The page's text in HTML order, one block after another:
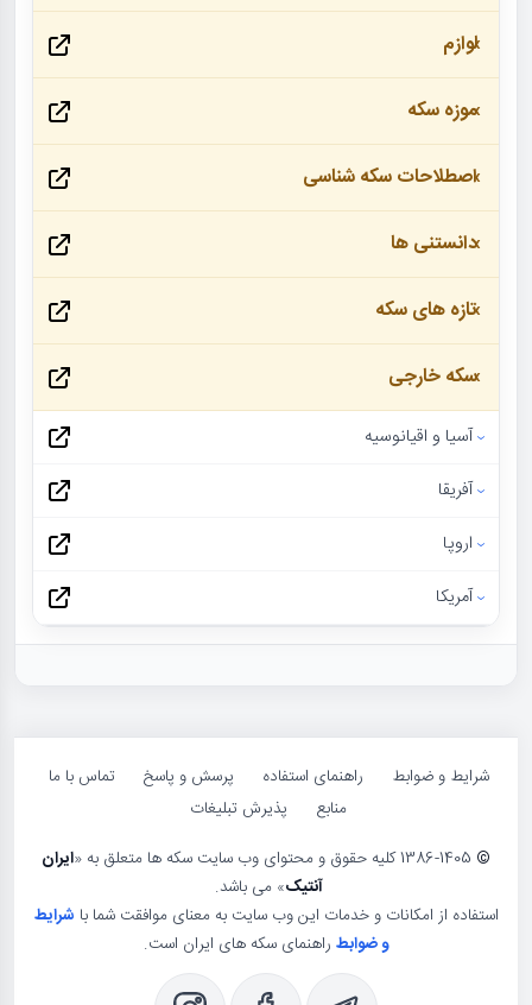
لوازم
موزه سکه
اصطلاحات سکه شناسی
دانستنی ها
تازه های سکه
سکه خارجی
آسیا و اقیانوسیه
آفریقا
اروپا
آمریکا
شرایط و ضوابط راهنمای استفاده پرسش و پاسخ
تماس با ما
منابع
پذیرش تبلیغات
©
ایران
آنتیک» می باشد.
استفاده از امکانات و خدمات این وب سایت به معنای موافقت شما با شرایط
و ضوابط راهنمای سکه های ایران است.